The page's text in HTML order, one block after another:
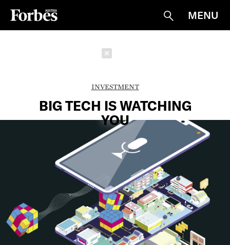
Suche
MENU
INVESTMENT
BIG TECH IS WATCHING
YOU